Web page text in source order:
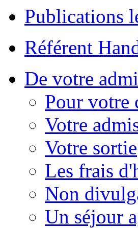
Publications
Référent
De votre
Pour votre
Votre
Votre sortie
Les frais
Non
Un séjour